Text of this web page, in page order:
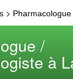
> Pharmacologue
/
à